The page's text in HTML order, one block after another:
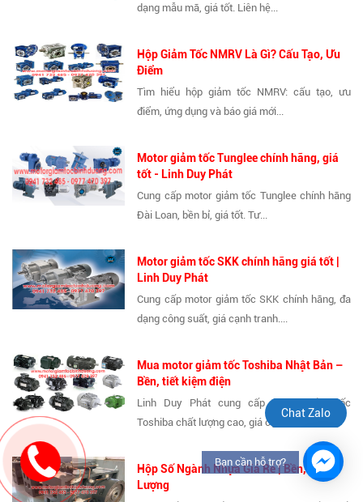
dạng mẫu mã, giá tốt. Liên hệ...
Hộp Giảm Tốc NMRV Là Gì? Cấu Tạo, Ưu
Điểm
Tìm hiểu hộp giảm tốc NMRV: cấu tạo, ưu
điểm, ứng dụng và báo giá mới...
Motor giảm tốc Tunglee chính hãng, giá
tốt - Linh Duy Phát
Cung cấp motor giảm tốc Tunglee chính hãng
Đài Loan, bền bỉ, giá tốt. Tư...
Motor giảm tốc SKK chính hãng giá tốt |
Linh Duy Phát
Cung cấp motor giảm tốc SKK chính hãng, đa
dạng công suất, giá cạnh tranh....
Mua motor giảm tốc Toshiba Nhật Bản –
Bền, tiết kiệm điện
Linh Duy Phát cung cấp motor giảm tốc
Toshiba chất lượng cao, giá cạnh tranh,...
Hộp Số Ngành Nhựa Giá Rẻ | Bền, Chất
Lượng
Chat Zalo
Bạn cần hỗ trợ?